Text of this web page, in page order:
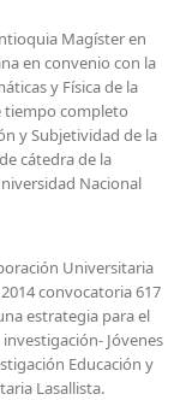
Magíster en
en convenio con la
y Física de la
tiempo completo
y Subjetividad de la
cátedra de la
Nacional
Universitaria
convocatoria 617
estrategia para el
Jóvenes
Educación y
Lasallista.